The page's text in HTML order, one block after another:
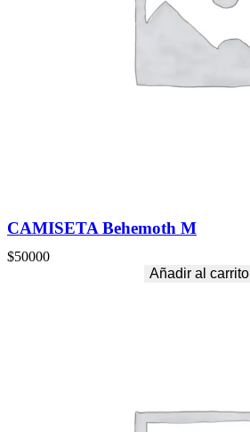
CAMISETA Behemoth M
$50000
Añadir al carrito